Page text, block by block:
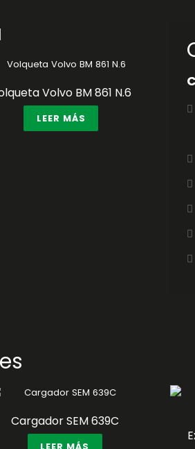
Volvo BM 861 N.6
LEER MÁS
Cargador SEM 639C